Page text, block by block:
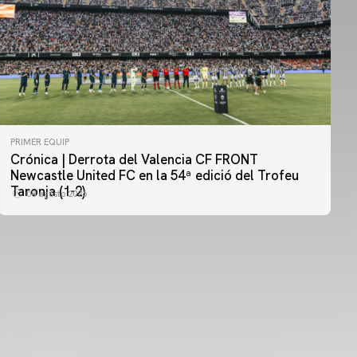
PRIMER EQUIP
Crónica | Derrota del Valencia CF FRONT
Newcastle United FC en la 54ª edició del Trofeu
Taronja (1-2)
08 agosto 2026
PRIMER EQUIP
MESTALLA 📍